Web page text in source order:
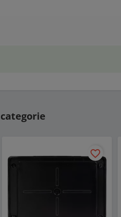
favorite_border